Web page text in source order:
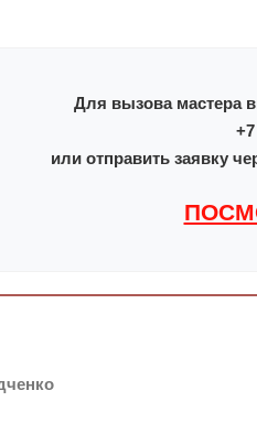
Для вызова мастера
или отправить заявку